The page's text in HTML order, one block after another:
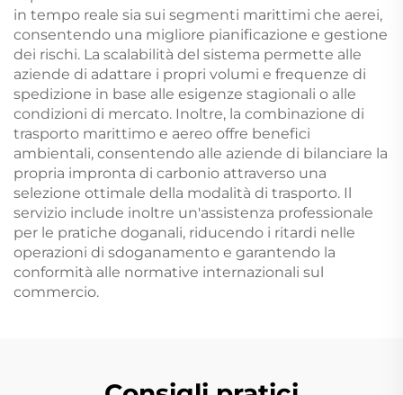
in tempo reale sia sui segmenti marittimi che aerei,
consentendo una migliore pianificazione e gestione
dei rischi. La scalabilità del sistema permette alle
aziende di adattare i propri volumi e frequenze di
spedizione in base alle esigenze stagionali o alle
condizioni di mercato. Inoltre, la combinazione di
trasporto marittimo e aereo offre benefici
ambientali, consentendo alle aziende di bilanciare la
propria impronta di carbonio attraverso una
selezione ottimale della modalità di trasporto. Il
servizio include inoltre un'assistenza professionale
per le pratiche doganali, riducendo i ritardi nelle
operazioni di sdoganamento e garantendo la
conformità alle normative internazionali sul
commercio.